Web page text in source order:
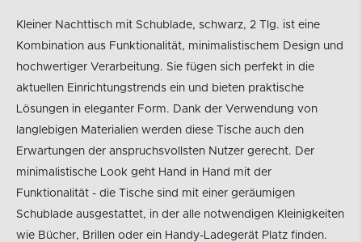
Kleiner Nachttisch mit Schublade, schwarz, 2 Tlg. ist eine
Kombination aus Funktionalität, minimalistischem Design und
hochwertiger Verarbeitung. Sie fügen sich perfekt in die
aktuellen Einrichtungstrends ein und bieten praktische
Lösungen in eleganter Form. Dank der Verwendung von
langlebigen Materialien werden diese Tische auch den
Erwartungen der anspruchsvollsten Nutzer gerecht. Der
minimalistische Look geht Hand in Hand mit der
Funktionalität - die Tische sind mit einer geräumigen
Schublade ausgestattet, in der alle notwendigen Kleinigkeiten
wie Bücher, Brillen oder ein Handy-Ladegerät Platz finden.